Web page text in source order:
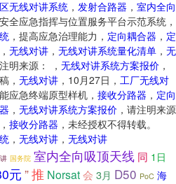
无线对讲系统 ， 发射合路器 ， 室内全向
全应急指挥与位置服务平台示范系统，
，提高应急治理能力， 定向耦合器 ， 定
， 无线对讲 ， 无线对讲系统量化清单 ， 无
明来源： ， 无线对讲系统方案报价 ，
， 无线对讲 ，10月27日， 工厂无线对
应急终端原型样机， 接收分路器 ， 定向
， 无线对讲系统方案报价 ，请注明来源
， 接收分路器 ，未经授权不得转载。
， 无线对讲 ， 无线对讲
国务院 室内全向吸顶天线 同 1日
元 ”推 Norsat会 3月 D50 PoC 海